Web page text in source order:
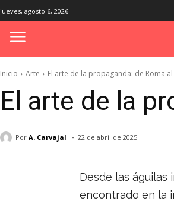
jueves, agosto 6, 2026
Inicio Arte El arte de la propaganda: de Roma al
El arte de la
Por A. Carvajal - 22 de abril de 2025
Desde las
encontrado en la